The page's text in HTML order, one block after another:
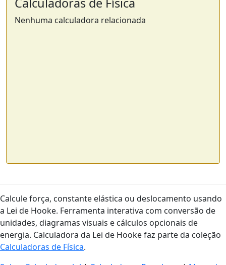
Nenhuma calculadora relacionada
Calcule força, constante elástica ou deslocamento usando
a Lei de Hooke. Ferramenta interativa com conversão de
unidades, diagramas visuais e cálculos opcionais de
energia. Calculadora da Lei de Hooke faz parte da coleção
Calculadoras de Física.